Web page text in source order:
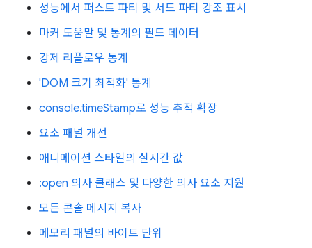
성능에서 퍼스트 파티 및 서드 파티 강조 표시
마커 도움말 및 통계의 필드 데이터
강제 리플로우 통계
'DOM 크기 최적화' 통계
console.timeStamp로 성능 추적 확장
요소 패널 개선
애니메이션 스타일의 실시간 값
:open 의사 클래스 및 다양한 의사 요소 지원
모든 콘솔 메시지 복사
메모리 패널의 바이트 단위